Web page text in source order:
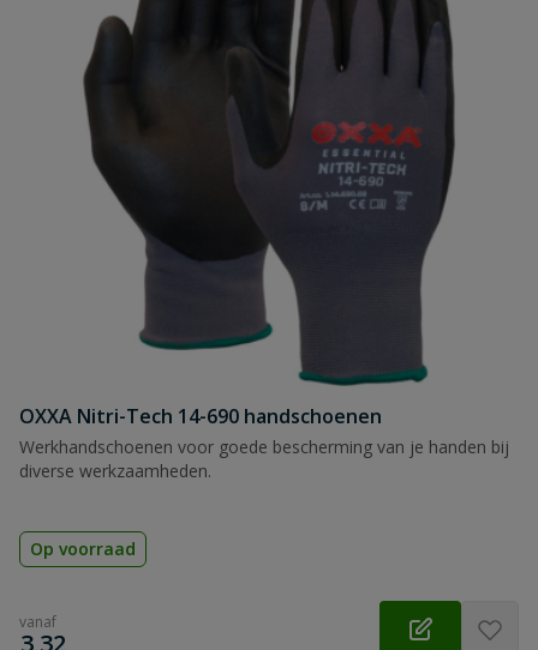
OXXA Nitri-Tech 14-690 handschoenen
Werkhandschoenen voor goede bescherming van je handen bij
diverse werkzaamheden.
Op voorraad
vanaf
€
3,32